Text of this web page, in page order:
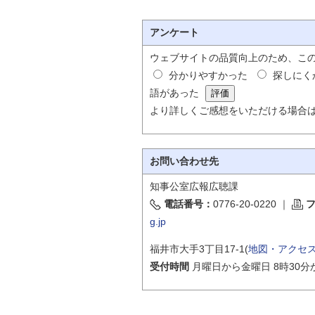
アンケート
ウェブサイトの品質向上のため、こ
分かりやすかった
探しにく
語があった
より詳しくご感想をいただける場合
お問い合わせ先
知事公室広報広聴課
電話番号： 0776-20-0220 ｜
g.jp
福井市大手3丁目17-1(地図・アクセ
受付時間 月曜日から金曜日 8時30